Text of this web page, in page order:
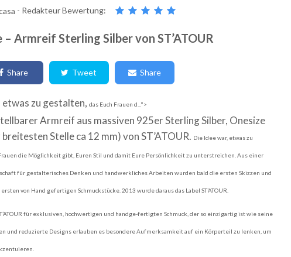
- Redakteur Bewertung:
– Armreif Sterling Silber von ST’ATOUR
Share Tweet Share
etwas zu gestalten, das Euch Frauen d...">
Armreif aus massiven 925er Sterling Silber, Onesize
Stelle ca 12 mm) von ST’ATOUR. Die Idee war, etwas zu
die Möglichkeit gibt, Euren Stil und damit Eure Persönlichkeit zu unterstreichen. Aus einer
für gestalterisches Denken und handwerkliches Arbeiten wurden bald die ersten Skizzen und
von Hand gefertigen Schmuckstücke. 2013 wurde daraus das Label ST’ATOUR.
für exklusiven, hochwertigen und handge-fertigten Schmuck, der so einzigartig ist wie seine
und reduzierte Designs erlauben es besondere Aufmerksamkeit auf ein Körperteil zu lenken, um